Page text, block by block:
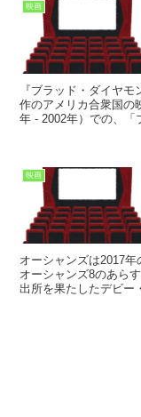
映画
『ブラッド・ダイヤ
作のアメリカ合衆国の
年 - 2002年）での、「
映画
オーシャンズは2017
オーシャンズ8のあら
出所を果たしたデビー